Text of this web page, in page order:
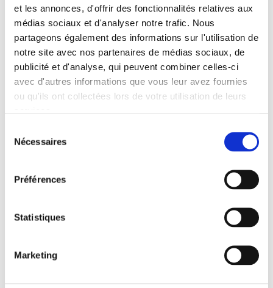
et les annonces, d'offrir des fonctionnalités relatives aux
médias sociaux et d'analyser notre trafic. Nous
partageons également des informations sur l'utilisation de
notre site avec nos partenaires de médias sociaux, de
publicité et d'analyse, qui peuvent combiner celles-ci
avec d'autres informations que vous leur avez fournies
ou qu'ils ont collectées lors de votre utilisation de leurs
Nécessaires
Préférences
Statistiques
Marketing